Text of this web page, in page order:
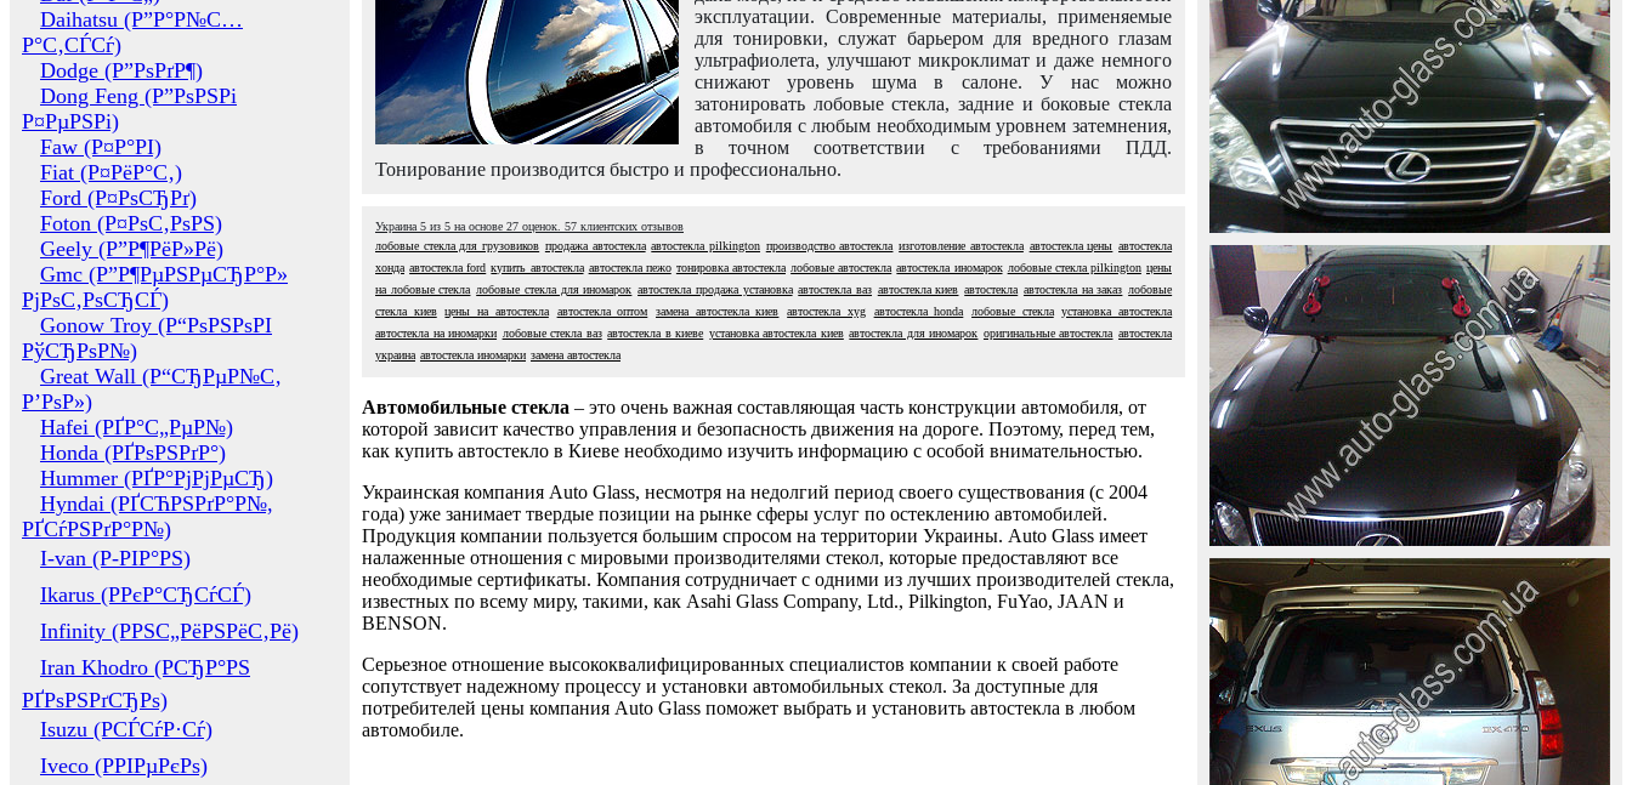
Daihatsu (Р”Р°Р№С…
Р°С‚СЃСѓ)
Dodge (Р”РѕРґР¶)
Dong Feng (Р”РѕРЅРі
Р¤РµРЅРі)
Faw (Р¤Р°РІ)
Fiat (Р¤РёР°С‚)
Ford (Р¤РѕСЂРґ)
Foton (Р¤РѕС‚РѕРЅ)
Geely (Р”Р¶РёР»Рё)
Gmc (Р”Р¶РµРЅРµСЂР°Р»
РјРѕС‚РѕСЂСЃ)
Gonow Troy (Р“РѕРЅРѕРІ
РўСЂРѕР№)
Great Wall (Р“СЂРµР№С‚
Р’РѕР»)
Hafei (РҐР°С„РµР№)
Honda (РҐРѕРЅРґР°)
Hummer (РҐР°РјРјРµСЂ)
Hyndai (РҐСЋРЅРґР°Р№,
РҐСѓРЅРґР°Р№)
I-van (Р-РІР°РЅ)
Ikarus (РРєР°СЂСѓСЃ)
Infinity (РРЅС„РёРЅРёС‚Рё)
Iran Khodro (РСЂР°РЅ
РҐРѕРЅРґСЂРѕ)
Isuzu (РСЃСѓР·Сѓ)
Iveco (РРІРµРєРѕ)
эксплуатации. Современные материалы, применяемые
для тонировки, служат барьером для вредного глазам
ультрафиолета, улучшают микроклимат и даже немного
снижают уровень шума в салоне. У нас можно
затонировать лобовые стекла, задние и боковые стекла
автомобиля с любым необходимым уровнем затемнения,
в точном соответствии с требованиями ПДД.
Тонирование производится быстро и профессионально.
Украина 5 из 5 на основе 27 оценок. 57 клиентских отзывов
лобовые стекла для грузовиков продажа автостекла автостекла pilkington производство автостекла изготовление автостекла автостекла цены автостекла
хонда автостекла ford купить автостекла автостекла пежо тонировка автостекла лобовые автостекла автостекла иномарок лобовые стекла pilkington цены
на лобовые стекла лобовые стекла для иномарок автостекла продажа установка автостекла ваз автостекла киев автостекла автостекла на заказ лобовые
стекла киев
цены на автостекла автостекла оптом замена автостекла киев автостекла xyg автостекла honda лобовые стекла
установка автостекла
автостекла на иномарки лобовые стекла ваз автостекла в киеве установка автостекла киев автостекла для иномарок оригинальные автостекла автостекла
украина автостекла иномарки замена автостекла
Автомобильные стекла – это очень важная составляющая часть конструкции автомобиля, от
которой зависит качество управления и безопасность движения на дороге. Поэтому, перед тем,
как купить автостекло в Киеве необходимо изучить информацию с особой внимательностью.
Украинская компания Auto Glass, несмотря на недолгий период своего существования (с 2004
года) уже занимает твердые позиции на рынке сферы услуг по остеклению автомобилей.
Продукция компании пользуется большим спросом на территории Украины. Auto Glass имеет
налаженные отношения с мировыми производителями стекол, которые предоставляют все
необходимые сертификаты. Компания сотрудничает с одними из лучших производителей стекла,
известных по всему миру, такими, как Asahi Glass Company, Ltd., Pilkington, FuYao, JAAN и
BENSON.
Серьезное отношение высококвалифицированных специалистов компании к своей работе
сопутствует надежному процессу и установки автомобильных стекол. За доступные для
потребителей цены компания Auto Glass поможет выбрать и установить автостекла в любом
автомобиле.